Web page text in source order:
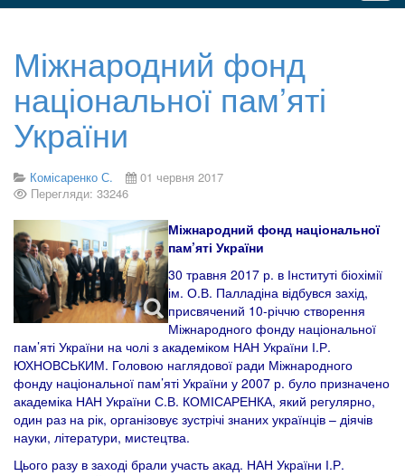
Міжнародний фонд
національної пам’яті
України
Комісаренко С.
01 червня 2017
Перегляди: 33246
Міжнародний фонд національної
пам’яті України
30 травня 2017 р. в Інституті біохімії
ім. О.В. Палладіна відбувся захід,
присвячений 10-річчю створення
Міжнародного фонду національної
пам’яті України на чолі з академіком НАН України І.Р.
ЮХНОВСЬКИМ. Головою наглядової ради Міжнародного
фонду національної пам’яті України у 2007 р. було призначено
академіка НАН України С.В. КОМІСАРЕНКА, який регулярно,
один раз на рік, організовує зустрічі знаних українців – діячів
науки, літератури, мистецтва.
Цього разу в заході брали участь акад. НАН України І.Р.